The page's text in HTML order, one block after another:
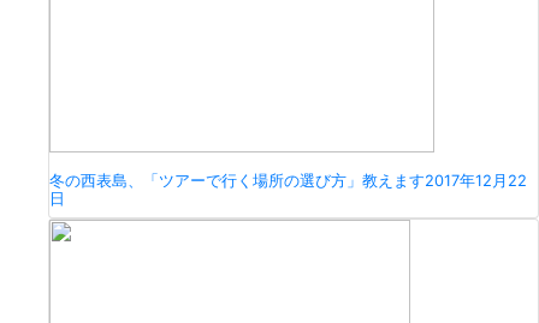
冬の西表島、「ツアーで行く場所の選び方」教えます2017年12月22
日